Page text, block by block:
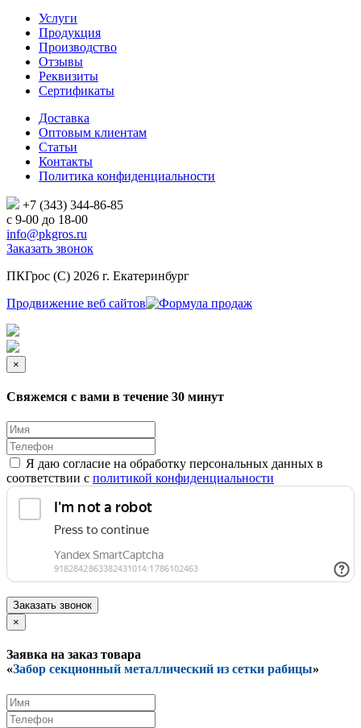
Услуги
Продукция
Производство
Отзывы
Реквизиты
Сертификаты
Доставка
Оптовым клиентам
Статьи
Контакты
Политика конфиденциальности
+7 (343) 344-86-85
с 9-00 до 18-00
info@pkgros.ru
Заказать звонок
ПКГрос (С) 2026 г. Екатеринбург
Продвижение веб сайтов
×
Свяжемся с вами в течение 30 минут
Я даю согласие на обработку персональных данных в
соответствии с политикой конфиденциальности
Заказать звонок
×
Заявка на заказ товара
«Забор секционный металлический из сетки рабицы»